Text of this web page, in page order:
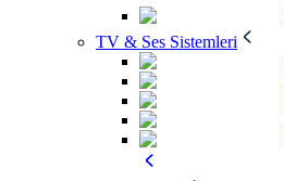
TV & Ses Sistemleri